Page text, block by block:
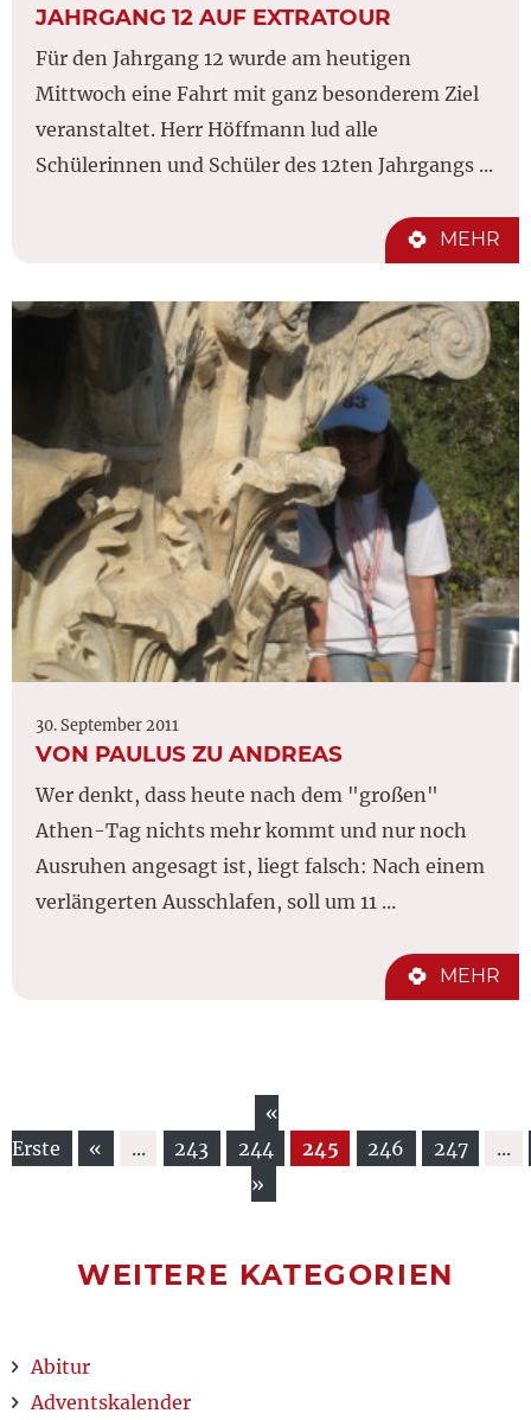
JAHRGANG 12 AUF EXTRATOUR
Für den Jahrgang 12 wurde am heutigen
Mittwoch eine Fahrt mit ganz besonderem Ziel
veranstaltet. Herr Höffmann lud alle
Schülerinnen und Schüler des 12ten Jahrgangs ...
MEHR
30. September 2011
VON PAULUS ZU ANDREAS
Wer denkt, dass heute nach dem "großen"
Athen-Tag nichts mehr kommt und nur noch
Ausruhen angesagt ist, liegt falsch: Nach einem
verlängerten Ausschlafen, soll um 11 ...
MEHR
«
Erste
« ... 243 244 245 246 247
...
»
WEITERE KATEGORIEN
Abitur
Adventskalender